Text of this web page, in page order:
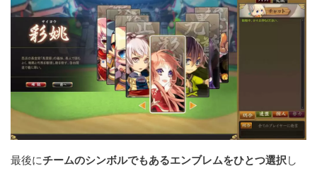
最後にチームのシンボルでもあるエンブレムをひとつ選択し